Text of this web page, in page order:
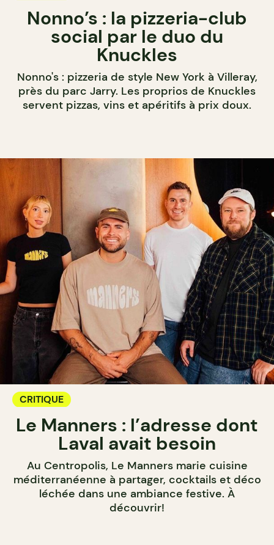
Nonno’s : la pizzeria-club
social par le duo du
Knuckles
Nonno's : pizzeria de style New York à Villeray,
près du parc Jarry. Les proprios de Knuckles
servent pizzas, vins et apéritifs à prix doux.
CRITIQUE
Le Manners : l’adresse dont
Laval avait besoin
Au Centropolis, Le Manners marie cuisine
méditerranéenne à partager, cocktails et déco
léchée dans une ambiance festive. À
découvrir!